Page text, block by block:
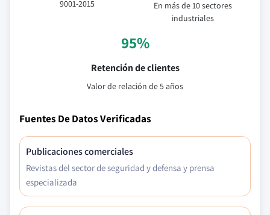
9001-2015
En más de 10 sectores
industriales
95%
Retención de clientes
Valor de relación de 5 años
Fuentes De Datos Verificadas
Publicaciones comerciales
Revistas del sector de seguridad y defensa y prensa
especializada